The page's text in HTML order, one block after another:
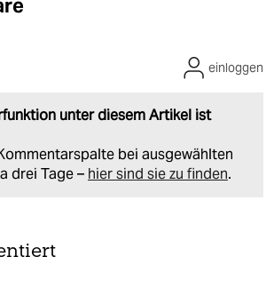
unter diesem Artikel ist
bei ausgewählten
drei Tage – hier sind sie zu finden.
einloggen